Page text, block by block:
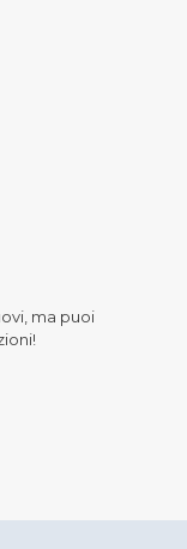
ma puoi